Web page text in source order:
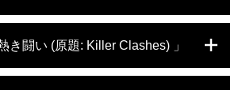
広げる、タイの熱帯魚ベタ。怒れる動物たち
が“ファイト・クラブ”で大暴れする。
の戦いを展開する。一方、北極圏では縄張り
陸地では猛獣のクマやサイが、水中ではワニ
やサメが、空ではカラスや小さなトンボまで
き闘い (原題: Killer Clashes) 」